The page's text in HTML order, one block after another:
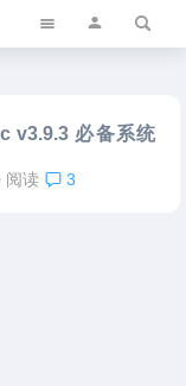
v3.9.3 必备系统
阅读 3